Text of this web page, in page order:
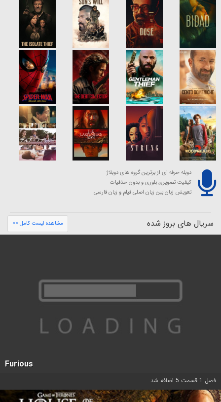
دوبله حرفه ای از برترین گروه های دوبلاژ
کیفیت تصویری بلوری و بدون حذفیات
تعویض زبان بین زبان اصلی فیلم و زبان فارسی
سریال های بروز شده مشاهده لیست کامل >>
Furious
فصل 1 قسمت 5 اضافه شد